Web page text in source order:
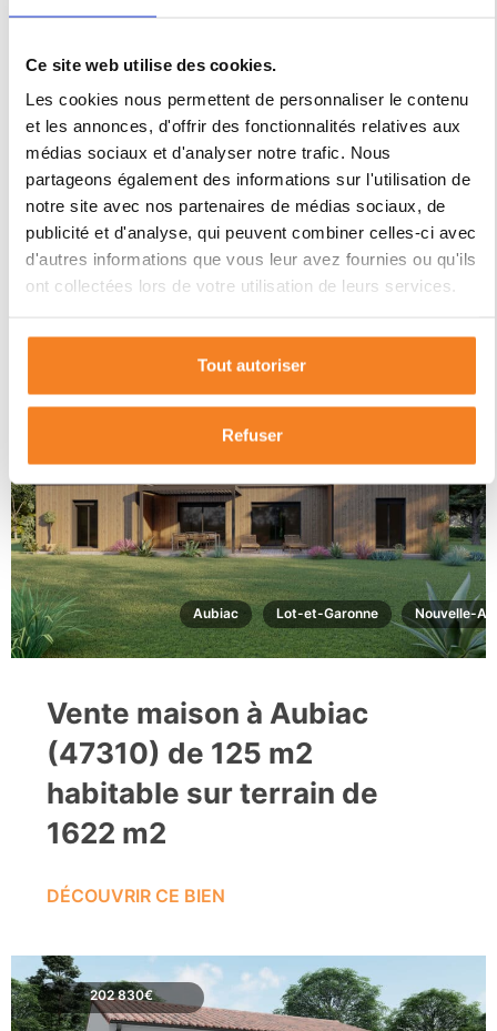
Ce site web utilise des cookies.
Les cookies nous permettent de personnaliser le contenu
et les annonces, d'offrir des fonctionnalités relatives aux
médias sociaux et d'analyser notre trafic. Nous
partageons également des informations sur l'utilisation de
notre site avec nos partenaires de médias sociaux, de
publicité et d'analyse, qui peuvent combiner celles-ci avec
d'autres informations que vous leur avez fournies ou qu'ils
ont collectées lors de votre utilisation de leurs services.
Tout autoriser
Refuser
Vente maison à Astaffort
(47220) de 90 m2 habitable
sur terrain de 1400 m2
Aubiac Lot-et-Garonne Nouvelle-
Vente maison à Aubiac
(47310) de 125 m2
habitable sur terrain de
1622 m2
DÉCOUVRIR CE BIEN
202 830€